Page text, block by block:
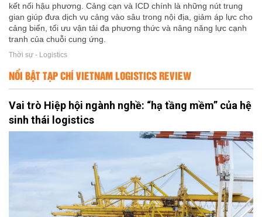
kết nối hậu phương. Cảng cạn và ICD chính là những nút trung
gian giúp đưa dịch vụ cảng vào sâu trong nội địa, giảm áp lực cho
cảng biển, tối ưu vận tải đa phương thức và nâng năng lực cạnh
tranh của chuỗi cung ứng.
Thời sự - Logistics
NỔI BẬT TẠP CHÍ VIETNAM LOGISTICS REVIEW
Vai trò Hiệp hội ngành nghề: “hạ tầng mềm” của hệ
sinh thái logistics